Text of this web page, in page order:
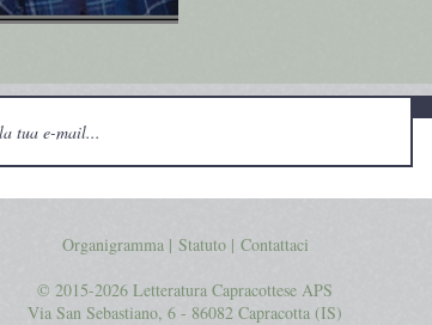
Organigramma | Statuto| Contattaci
© 2015-2026 Letteratura Capracottese APS
Via San Sebastiano, 6 - 86082 Capracotta (IS)